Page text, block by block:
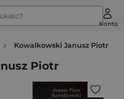
Konto
Kowalkowski Janusz Piotr
Piotr